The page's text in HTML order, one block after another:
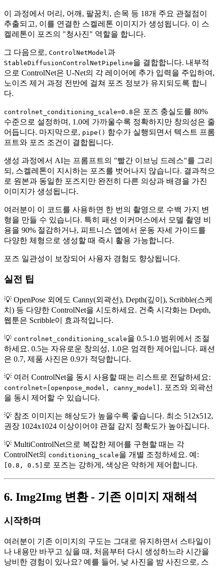
이 과정에서 머리, 어깨, 팔꿈치, 손목 등 18개 주요 관절점이
추출되고, 이를 연결한 스켈레톤 이미지가 생성됩니다. 이 스
켈레톤이 포즈의 "청사진" 역할을 합니다.
그 다음으로, ControlNetModel 과
StableDiffusionControlNetPipeline을 결합합니다. 내부적
으로 ControlNet은 U-Net의 각 레이어에 추가 입력을 주입하여,
노이즈 제거 과정 전반에 걸쳐 포즈 정보가 유지되도록 합니
다.
controlnet_conditioning_scale=0.8은 포즈 충실도를 80%
수준으로 설정하며, 1.0에 가까울수록 정확하지만 창의성은 줄
어듭니다. 마지막으로, pipe() 함수가 실행되면서 텍스트 프롬
프트와 포즈 조건이 결합됩니다.
생성 과정에서 AI는 프롬프트의 "빨간 이브닝 드레스"를 그리
되, 스켈레톤이 지시하는 포즈를 벗어나지 않습니다. 결과적으
로 원본과 동일한 포즈지만 완전히 다른 의상과 배경을 가진
이미지가 생성됩니다.
여러분이 이 코드를 사용하면 한 번의 촬영으로 수백 가지 변
형을 만들 수 있습니다. 특히 패션 이커머스에서 모델 촬영 비
용을 90% 절감하거나, 피트니스 앱에서 운동 자세 가이드를
다양한 체형으로 생성할 때 즉시 활용 가능합니다.
포즈 일관성이 보장되어 사용자 경험도 향상됩니다.
실전 팁
💡 OpenPose 외에도 Canny(외곽선), Depth(깊이), Scribble(스케
치) 등 다양한 ControlNet을 시도하세요. 건축 시각화는 Depth,
웹툰은 Scribble이 효과적입니다.
💡 controlnet_conditioning_scale을 0.5-1.0 범위에서 조절
하세요. 0.5는 자유로운 창의성, 1.0은 엄격한 제어입니다. 패션
은 0.7, 제품 사진은 0.9가 적당합니다.
💡 여러 ControlNet을 동시 사용할 때는 리스트로 전달하세요:
controlnet=[openpose_model, canny_model] . 포즈와 외곽선
을 동시 제어할 수 있습니다.
💡 참조 이미지는 해상도가 높을수록 좋습니다. 최소 512x512,
권장 1024x1024 이상이어야 관절 감지 정확도가 높아집니다.
💡 MultiControlNet으로 복잡한 제어를 구현할 때는 각
ControlNet의 conditioning_scale을 개별 조정하세요. 예:
[0.8, 0.5] 로 포즈는 강하게, 색상은 약하게 제어합니다.
6. Img2Img 변환 - 기존 이미지 재해석
시작하며
여러분이 기존 이미지의 구도는 그대로 유지하면서 스타일이
나 내용만 바꾸고 싶을 때, 처음부터 다시 생성하느라 시간을
낭비한 경험이 있나요? 예를 들어, 낮 사진을 밤 사진으로, 스